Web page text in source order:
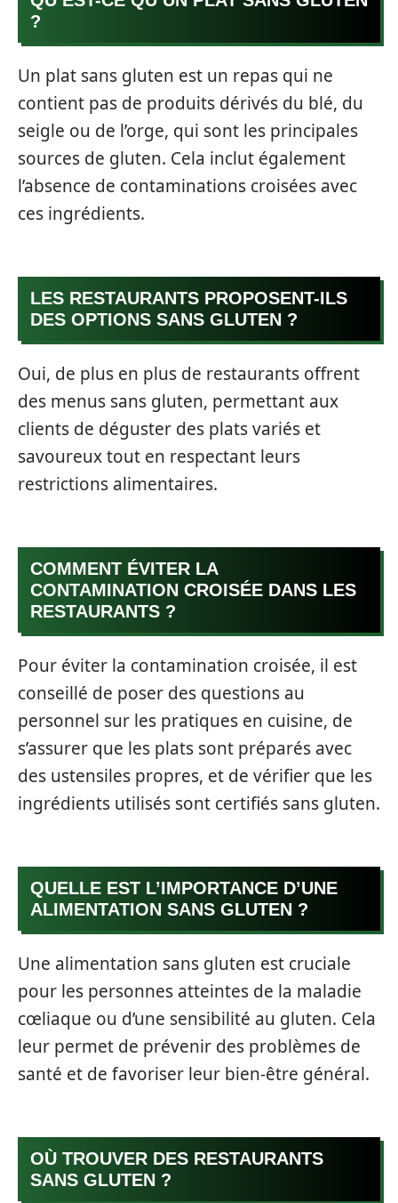
?
Un plat sans gluten est un repas qui ne
contient pas de produits dérivés du blé, du
seigle ou de l’orge, qui sont les principales
sources de gluten. Cela inclut également
l’absence de contaminations croisées avec
ces ingrédients.
LES RESTAURANTS PROPOSENT-ILS
DES OPTIONS SANS GLUTEN ?
Oui, de plus en plus de restaurants offrent
des menus sans gluten, permettant aux
clients de déguster des plats variés et
savoureux tout en respectant leurs
restrictions alimentaires.
COMMENT ÉVITER LA
CONTAMINATION CROISÉE DANS LES
RESTAURANTS ?
Pour éviter la contamination croisée, il est
conseillé de poser des questions au
personnel sur les pratiques en cuisine, de
s’assurer que les plats sont préparés avec
des ustensiles propres, et de vérifier que les
ingrédients utilisés sont certifiés sans gluten.
QUELLE EST L’IMPORTANCE D’UNE
ALIMENTATION SANS GLUTEN ?
Une alimentation sans gluten est cruciale
pour les personnes atteintes de la maladie
cœliaque ou d’une sensibilité au gluten. Cela
leur permet de prévenir des problèmes de
santé et de favoriser leur bien-être général.
OÙ TROUVER DES RESTAURANTS
SANS GLUTEN ?